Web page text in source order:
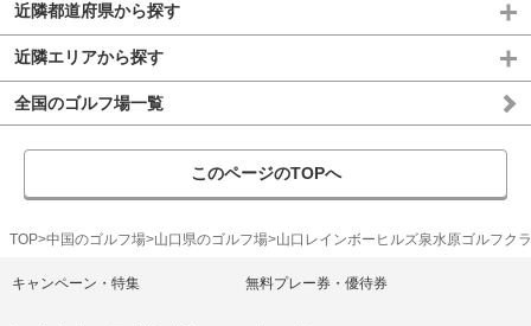
近隣都道府県から探す
近隣エリアから探す
全国のゴルフ場一覧
このページのTOPへ
TOP 中国のゴルフ場 山口県のゴルフ場 山口レインボーヒルズ泉水原ゴルフク
キャンペーン・特集 無料プレー券・優待券